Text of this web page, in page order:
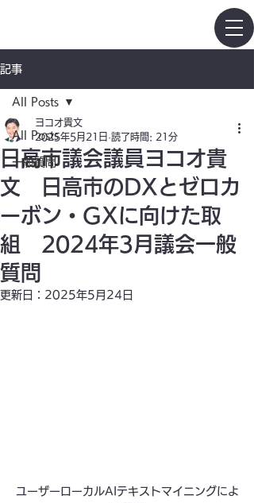
記事
All Posts
一般質問
All Posts
日高市議会議員ヨコオ貴
文 日高市のDXとゼロカ
ーボン・GXに向けた取
組 2024年3月議会一般
質問
ヨコオ貴文
2025年5月21日 読了時間: 21分
更新日： 2025年5月24日
ユーザーローカルAIテキストマイニングによ